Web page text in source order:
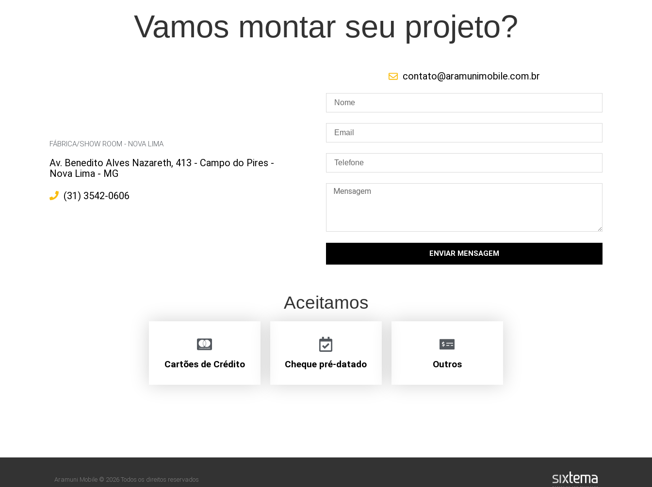
Vamos montar seu projeto?
FÁBRICA/SHOW ROOM - NOVA LIMA
Av. Benedito Alves Nazareth, 413 - Campo do Pires -
Nova Lima - MG
(31) 3542-0606
contato@aramunimobile.com.br
ENVIAR MENSAGEM
Aceitamos
Cartões de Crédito Cheque pré-datado Outros
Aramuni Mobile © 2026 Todos os direitos reservados